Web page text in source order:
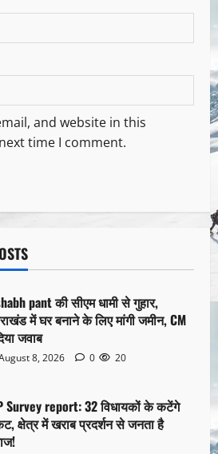
and website in this
time I comment.
pant की सीएम धामी से गुहार,
में घर बनाने के लिए मांगी जमीन, CM
जवाब
8, 2026 0 20
Survey report: 32 विधायकों के कटेंगे
क्षेत्र में खराब प्रदर्शन से जनता है